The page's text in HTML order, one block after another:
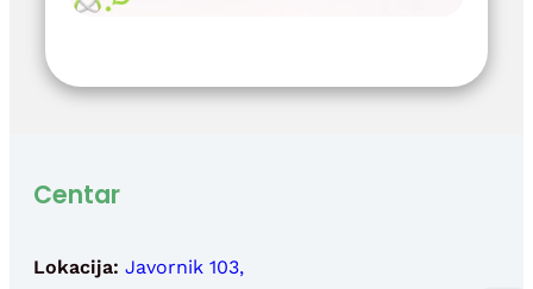
Centar
Lokacija: Javornik 103,